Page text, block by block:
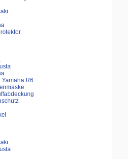
Yamaha R6